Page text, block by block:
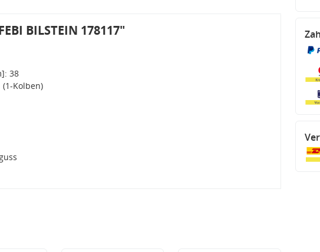
BILSTEIN 178117"
38
Kolben)